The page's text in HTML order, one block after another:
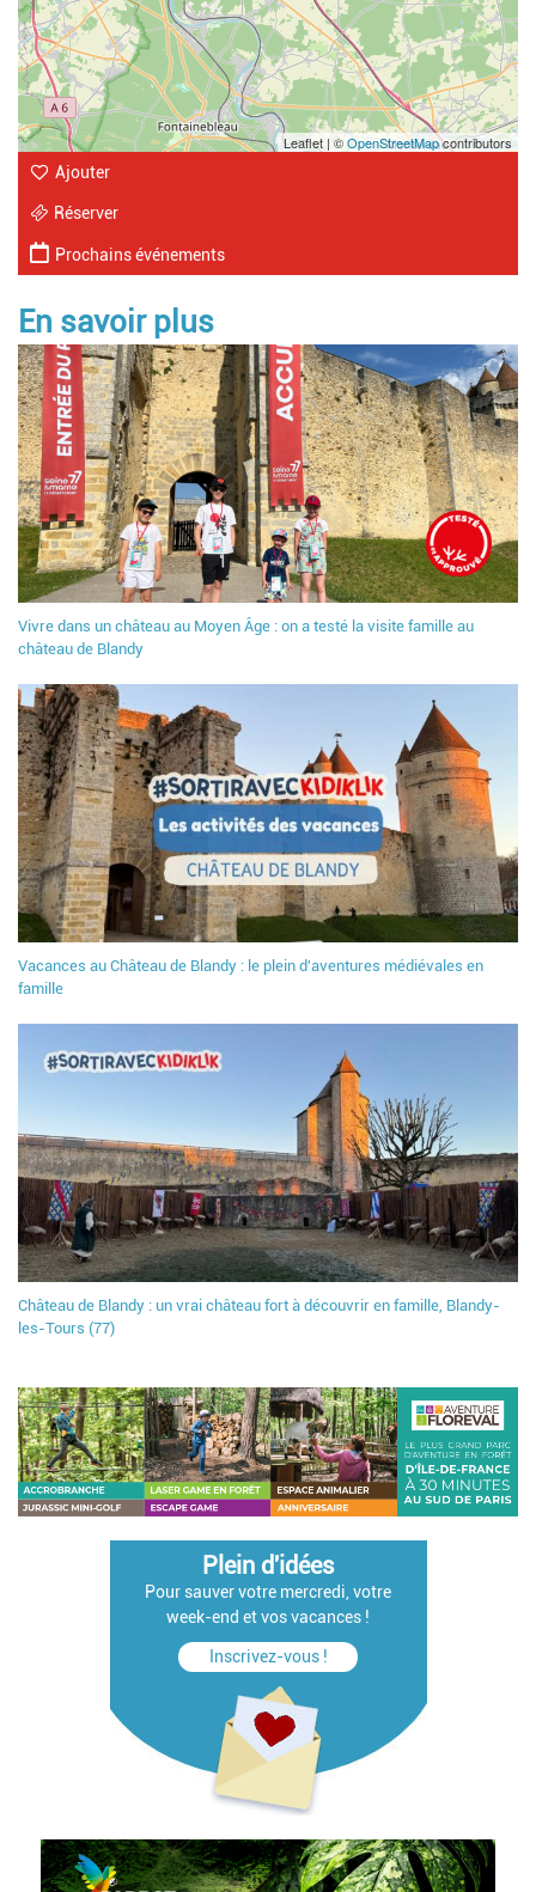
Leaflet | ©OpenStreetMapcontributors
Ajouter
Réserver
Prochains événements
En savoir plus
Vivre dans un château au Moyen Âge : on a testé la visite famille au
château de Blandy
Vacances au Château de Blandy : le plein d'aventures médiévales en
famille
Château de Blandy : un vrai château fort à découvrir en famille, Blandy-
les-Tours (77)
Plein d'idées
Pour sauver votre mercredi, votre
week-end et vos vacances !
Inscrivez-vous !